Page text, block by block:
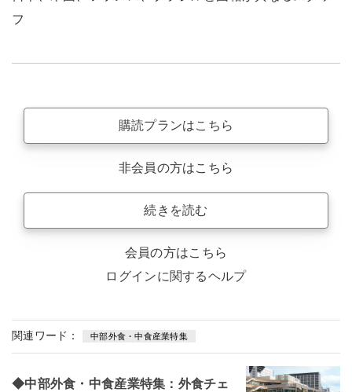
フ
購読プランはこちら
非会員の方はこちら
続きを読む
会員の方はこちら
ログインに関するヘルプ
関連ワード： 中部外食・中食産業特集
◆中部外食・中食産業特集：外食チェ